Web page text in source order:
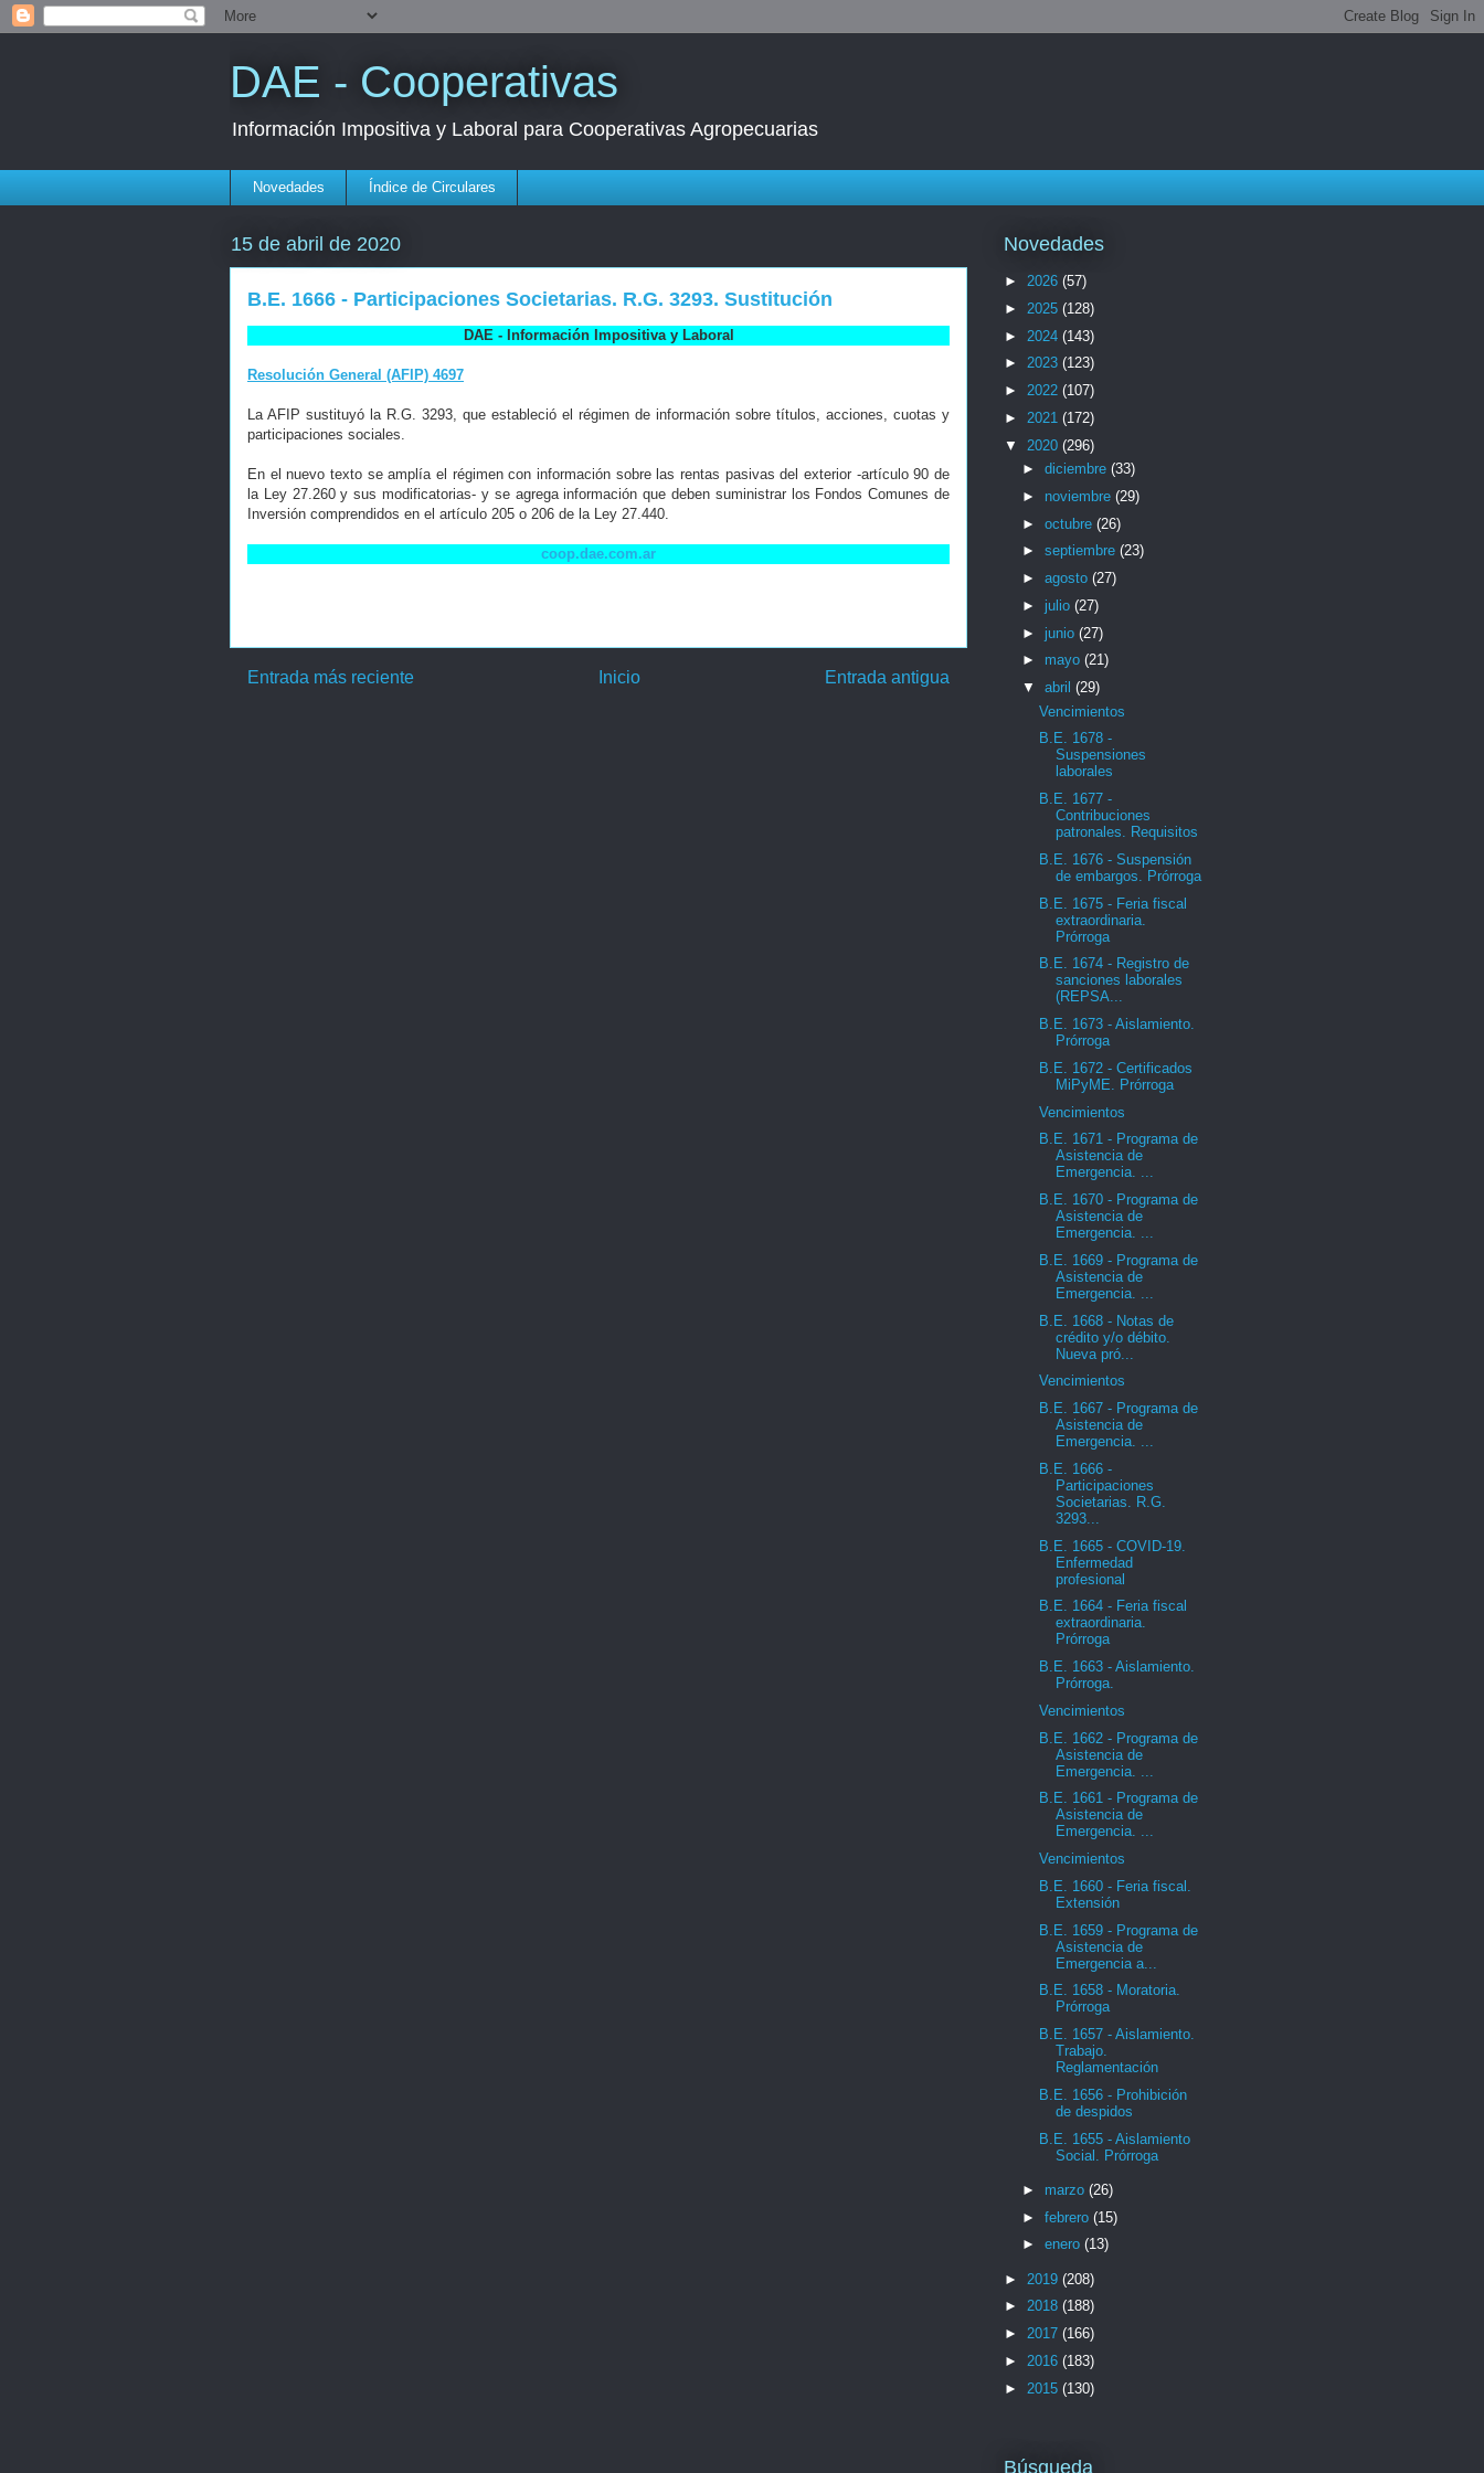
DAE - Cooperativas
Información Impositiva y Laboral para Cooperativas Agropecuarias
Novedades Índice de Circulares
15 de abril de 2020
B.E. 1666 - Participaciones Societarias. R.G. 3293. Sustitución
DAE - Información Impositiva y Laboral
Resolución General (AFIP) 4697
La AFIP sustituyó la R.G. 3293, que estableció el régimen de información sobre títulos, acciones, cuotas y
participaciones sociales.
En el nuevo texto se amplía el régimen con información sobre las rentas pasivas del exterior -artículo 90 de
la Ley 27.260 y sus modificatorias- y se agrega información que deben suministrar los Fondos Comunes de
Inversión comprendidos en el artículo 205 o 206 de la Ley 27.440.
coop.dae.com.ar
Entrada más reciente Entrada antigua
Inicio
Novedades
► 2026 (57)
► 2025 (128)
► 2024 (143)
► 2023 (123)
► 2022 (107)
► 2021 (172)
▼ 2020 (296)
► diciembre (33)
► noviembre (29)
► octubre (26)
► septiembre (23)
► agosto (27)
► julio (27)
► junio (27)
► mayo (21)
▼ abril (29)
Vencimientos
B.E. 1678 -
Suspensiones
laborales
B.E. 1677 -
Contribuciones
patronales. Requisitos
B.E. 1676 - Suspensión
de embargos. Prórroga
B.E. 1675 - Feria fiscal
extraordinaria.
Prórroga
B.E. 1674 - Registro de
sanciones laborales
(REPSA...
B.E. 1673 - Aislamiento.
Prórroga
B.E. 1672 - Certificados
MiPyME. Prórroga
Vencimientos
B.E. 1671 - Programa de
Asistencia de
Emergencia. ...
B.E. 1670 - Programa de
Asistencia de
Emergencia. ...
B.E. 1669 - Programa de
Asistencia de
Emergencia. ...
B.E. 1668 - Notas de
crédito y/o débito.
Nueva pró...
Vencimientos
B.E. 1667 - Programa de
Asistencia de
Emergencia. ...
B.E. 1666 -
Participaciones
Societarias. R.G.
3293...
B.E. 1665 - COVID-19.
Enfermedad
profesional
B.E. 1664 - Feria fiscal
extraordinaria.
Prórroga
B.E. 1663 - Aislamiento.
Prórroga.
Vencimientos
B.E. 1662 - Programa de
Asistencia de
Emergencia. ...
B.E. 1661 - Programa de
Asistencia de
Emergencia. ...
Vencimientos
B.E. 1660 - Feria fiscal.
Extensión
B.E. 1659 - Programa de
Asistencia de
Emergencia a...
B.E. 1658 - Moratoria.
Prórroga
B.E. 1657 - Aislamiento.
Trabajo.
Reglamentación
B.E. 1656 - Prohibición
de despidos
B.E. 1655 - Aislamiento
Social. Prórroga
► marzo (26)
► febrero (15)
► enero (13)
► 2019 (208)
► 2018 (188)
► 2017 (166)
► 2016 (183)
► 2015 (130)
Búsqueda